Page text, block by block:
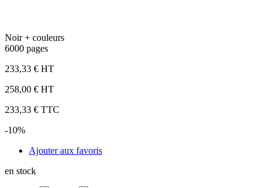
Noir + couleurs
6000 pages
233,33 € HT
258,00 € HT
233,33 € TTC
-10%
Ajouter aux favoris
en stock